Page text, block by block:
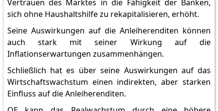
Vertrauen des Marktes in die Fähigkeit der Banken,
sich ohne Haushaltshilfe zu rekapitalisieren, erhöht.
Seine Auswirkungen auf die Anleiherenditen können
auch stark mit seiner Wirkung auf die
Inflationserwartungen zusammenhängen.
Schließlich hat es über seine Auswirkungen auf das
Wirtschaftswachstum einen indirekten, aber starken
Einfluss auf die Anleiherenditen.